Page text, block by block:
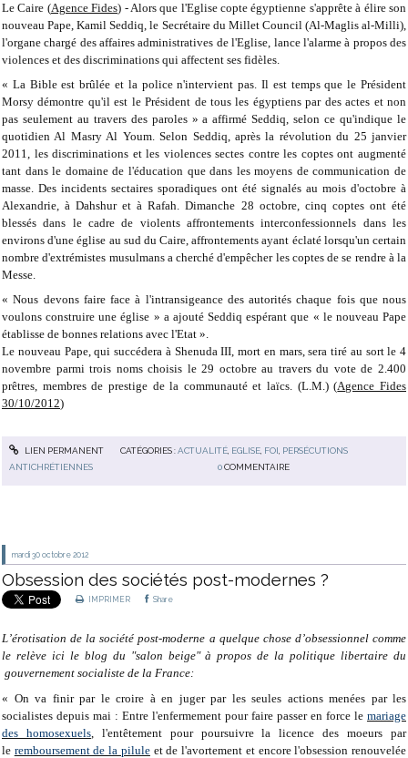
Le Caire (Agence Fides) - Alors que l'Eglise copte égyptienne s'apprête à élire son
nouveau Pape, Kamil Seddiq, le Secrétaire du Millet Council (Al-Maglis al-Milli),
l'organe chargé des affaires administratives de l'Eglise, lance l'alarme à propos des
violences et des discriminations qui affectent ses fidèles.
« La Bible est brûlée et la police n'intervient pas. Il est temps que le Président
Morsy démontre qu'il est le Président de tous les égyptiens par des actes et non
pas seulement au travers des paroles » a affirmé Seddiq, selon ce qu'indique le
quotidien Al Masry Al Youm. Selon Seddiq, après la révolution du 25 janvier
2011, les discriminations et les violences sectes contre les coptes ont augmenté
tant dans le domaine de l'éducation que dans les moyens de communication de
masse. Des incidents sectaires sporadiques ont été signalés au mois d'octobre à
Alexandrie, à Dahshur et à Rafah. Dimanche 28 octobre, cinq coptes ont été
blessés dans le cadre de violents affrontements interconfessionnels dans les
environs d'une église au sud du Caire, affrontements ayant éclaté lorsqu'un certain
nombre d'extrémistes musulmans a cherché d'empêcher les coptes de se rendre à la
Messe.
« Nous devons faire face à l'intransigeance des autorités chaque fois que nous
voulons construire une église » a ajouté Seddiq espérant que « le nouveau Pape
établisse de bonnes relations avec l'Etat ».
Le nouveau Pape, qui succédera à Shenuda III, mort en mars, sera tiré au sort le 4
novembre parmi trois noms choisis le 29 octobre au travers du vote de 2.400
prêtres, membres de prestige de la communauté et laïcs. (L.M.) (Agence Fides
30/10/2012)
LIEN PERMANENT CATÉGORIES :ACTUALITÉ, EGLISE, FOI PERSÉCUTIONS
ANTICHRÉTIENNES
0 COMMENTAIRE
mardi 30 octobre 2012
Obsession des sociétés post-modernes ?
IMPRIMER Share
L’érotisation de la société post-moderne a quelque chose d’obsessionnel comme
le relève ici le blog du "salon beige" à propos de la politique libertaire du
gouvernement socialiste de la France:
« On va finir par le croire à en juger par les seules actions menées par les
socialistes depuis mai : Entre l'enfermement pour faire passer en force le mariage
des homosexuels, l'entêtement pour poursuivre la licence des moeurs par
le remboursement de la piluleet de l'avortement et encore l'obsession renouvelée